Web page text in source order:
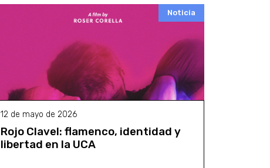
Noticia
12 de mayo de 2026
Rojo Clavel: flamenco, identidad y
libertad en la UCA